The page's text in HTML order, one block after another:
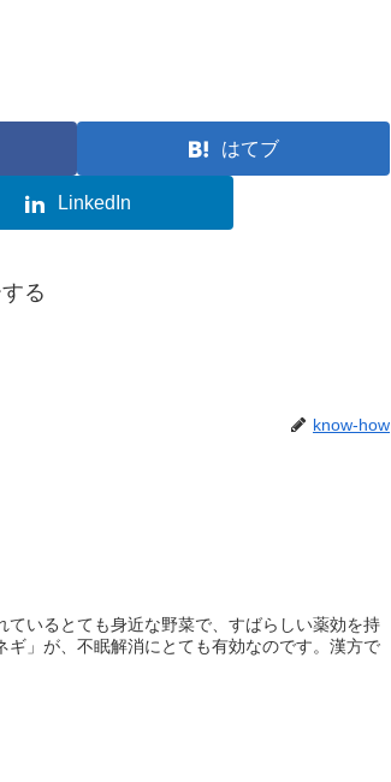
はてブ
LinkedIn
る
know-how
いるとても身近な野菜で、すばらしい薬効を持
」が、不眠解消にとても有効なのです。漢方で